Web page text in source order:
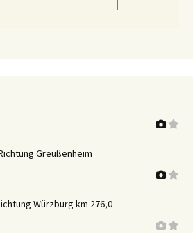
Greußenheim
Würzburg km 276,0